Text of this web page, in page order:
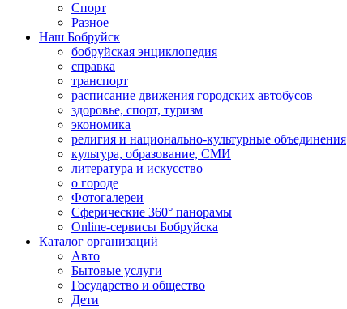
Спорт
Разное
Наш Бобруйск
бобруйская энциклопедия
справка
транспорт
расписание движения городских автобусов
здоровье, спорт, туризм
экономика
религия и национально-культурные объединения
культура, образование, СМИ
литература и искусство
о городе
Фотогалереи
Сферические 360° панорамы
Online-сервисы Бобруйска
Каталог организаций
Авто
Бытовые услуги
Государство и общество
Дети